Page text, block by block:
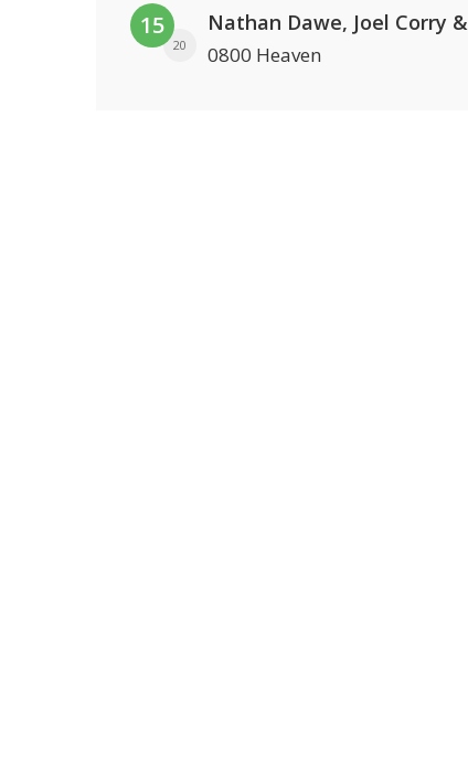
15
20 0800 Heaven